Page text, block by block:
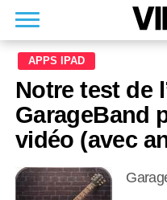
APPS IPAD
Notre test de
GarageBand
vidéo (avec